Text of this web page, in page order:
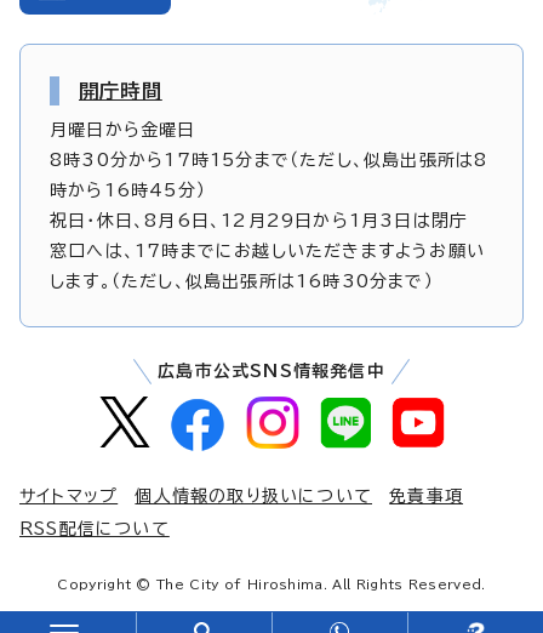
開庁時間
月曜日から金曜日
8時30分から17時15分まで（ただし、似島出張所は8
時から16時45分）
祝日・休日、8月6日、12月29日から1月3日は閉庁
窓口へは、17時までにお越しいただきますようお願い
します。（ただし、似島出張所は16時30分まで）
広島市公式SNS情報発信中
サイトマップ 個人情報の取り扱いについて
免責事項
RSS配信について
Copyright © The City of Hiroshima. All Rights Reserved.